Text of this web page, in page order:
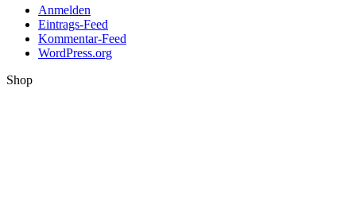
Anmelden
Eintrags-Feed
Kommentar-Feed
WordPress.org
Shop